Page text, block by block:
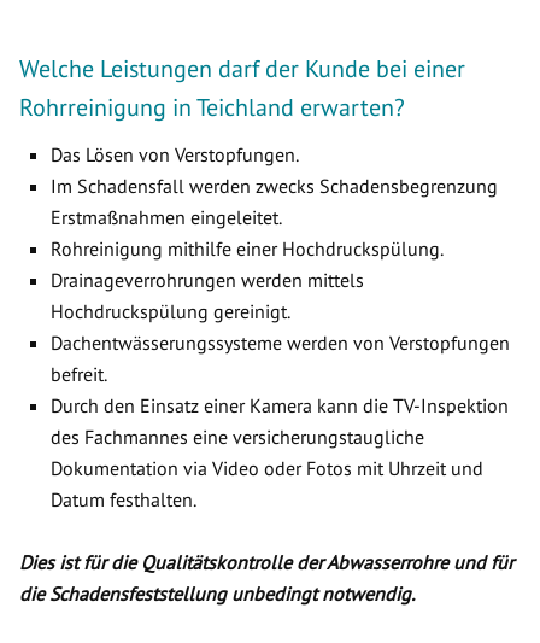
Welche Leistungen darf der Kunde bei einer
Rohrreinigung in Teichland erwarten?
Das Lösen von Verstopfungen.
Im Schadensfall werden zwecks Schadensbegrenzung
Erstmaßnahmen eingeleitet.
Rohreinigung mithilfe einer Hochdruckspülung.
Drainageverrohrungen werden mittels
Hochdruckspülung gereinigt.
Dachentwässerungssysteme werden von Verstopfungen
befreit.
Durch den Einsatz einer Kamera kann die TV-Inspektion
des Fachmannes eine versicherungstaugliche
Dokumentation via Video oder Fotos mit Uhrzeit und
Datum festhalten.
Dies ist für die Qualitätskontrolle der Abwasserrohre und für
die Schadensfeststellung unbedingt notwendig.